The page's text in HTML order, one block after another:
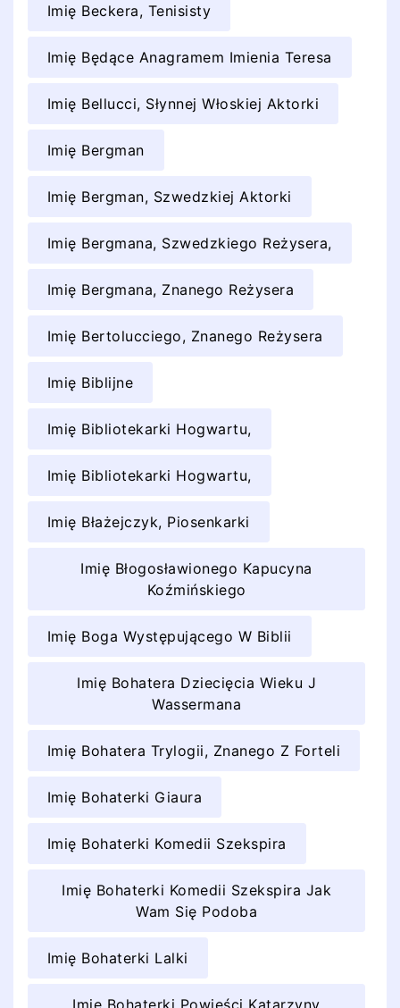
Imię Beckera, Tenisisty
Imię Będące Anagramem Imienia Teresa
Imię Bellucci, Słynnej Włoskiej Aktorki
Imię Bergman
Imię Bergman, Szwedzkiej Aktorki
Imię Bergmana, Szwedzkiego Reżysera,
Imię Bergmana, Znanego Reżysera
Imię Bertolucciego, Znanego Reżysera
Imię Biblijne
Imię Bibliotekarki Hogwartu,
Imię Bibliotekarki Hogwartu,
Imię Błażejczyk, Piosenkarki
Imię Błogosławionego Kapucyna
Koźmińskiego
Imię Boga Występującego W Biblii
Imię Bohatera Dziecięcia Wieku J
Wassermana
Imię Bohatera Trylogii, Znanego Z Forteli
Imię Bohaterki Giaura
Imię Bohaterki Komedii Szekspira
Imię Bohaterki Komedii Szekspira Jak
Wam Się Podoba
Imię Bohaterki Lalki
Imię Bohaterki Powieści Katarzyny